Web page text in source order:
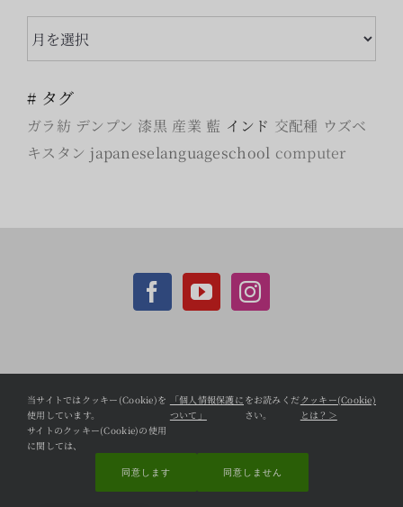
ー
月
別
# タグ
ガラ紡 デンプン 漆黒 産業 藍 インド 交配種 ウズベ
キスタン japaneselanguageschool computer
CCC Shopifyサイト
問い合わせ
当サイトではクッキー(Cookie)を
使用しています。
サイトのクッキー(Cookie)の使用
に関しては、
「個人情報保護に
ついて」
をお読みくだ
さい。
クッキー(Cookie)
とは？＞
同意します 同意しません